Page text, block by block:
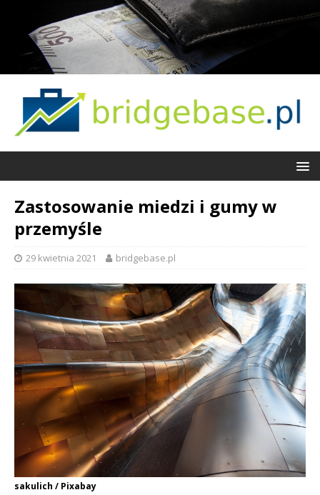
Zastosowanie miedzi i gumy w
przemyśle
29 kwietnia 2021 bridgebase.pl
sakulich / Pixabay